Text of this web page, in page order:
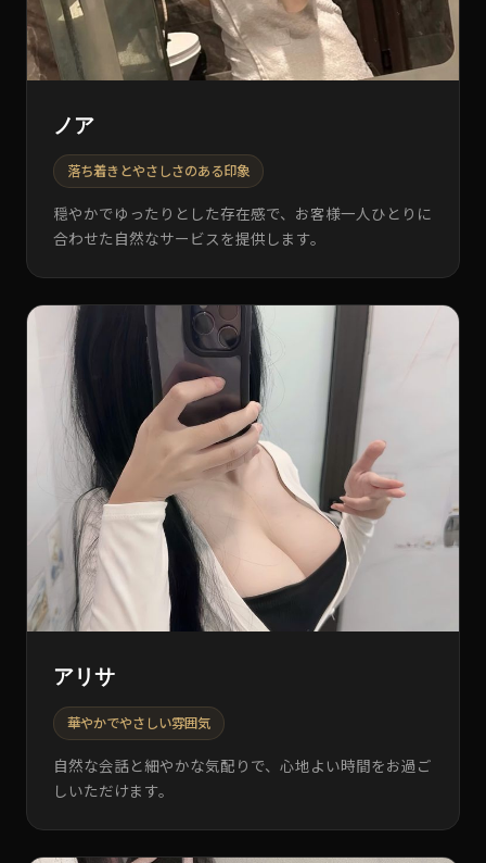
ノア
落ち着きとやさしさのある印象
穏やかでゆったりとした存在感で、お客様一人ひとりに
合わせた自然なサービスを提供します。
アリサ
華やかでやさしい雰囲気
自然な会話と細やかな気配りで、心地よい時間をお過ご
しいただけます。